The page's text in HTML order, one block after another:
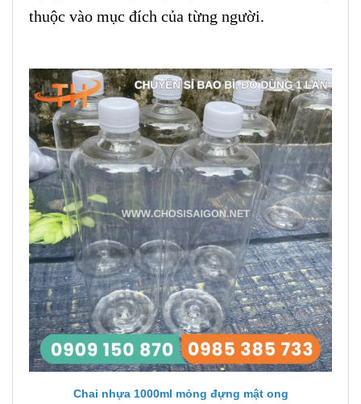
thuộc vào mục đích của từng người.
Chai nhựa 1000ml mỏng đựng mật ong